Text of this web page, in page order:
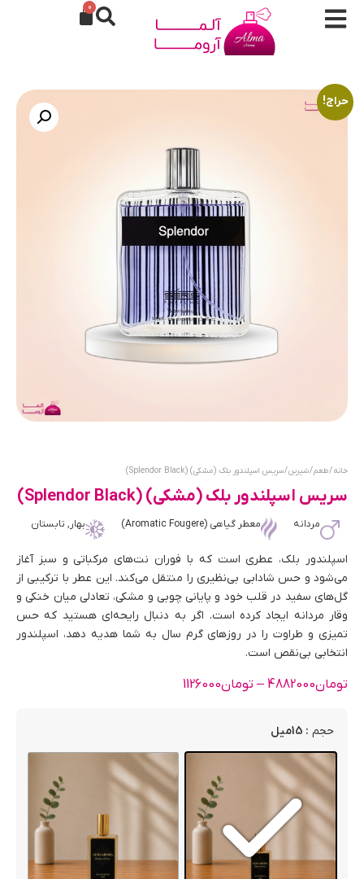
0
حراج!
خانه/طعم/شیرین/ سریس اسپلندور بلک (مشکی) (Splendor Black)
سریس اسپلندور بلک (مشکی) (Splendor Black)
مردانه معطر گیاهی (Aromatic Fougere) بهار, تابستان
اسپلندور بلک، عطری است که با فوران نت‌های مرکباتی و سبز آغاز
می‌شود و حس شادابی بی‌نظیری را منتقل می‌کند. این عطر با ترکیبی از
گل‌های سفید در قلب خود و پایانی چوبی و مشکی، تعادلی میان خنکی و
وقار مردانه ایجاد کرده است. اگر به دنبال رایحه‌ای هستید که حس
تمیزی و طراوت را در روزهای گرم سال به شما هدیه دهد، اسپلندور
انتخابی بی‌نقص است.
تومان4882000
– تومان1126000
حجم : 15میل